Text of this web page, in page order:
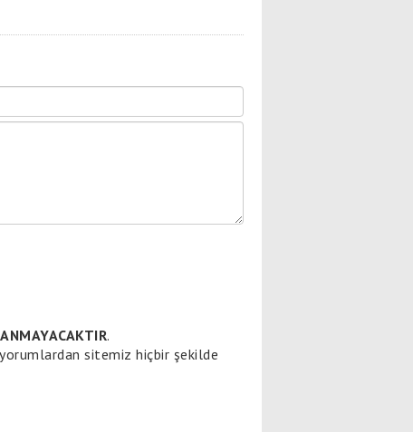
.
sitemiz hiçbir şekilde